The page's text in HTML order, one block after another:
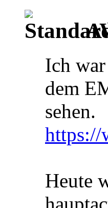
Ich
dem
sehen.
https://
Heute